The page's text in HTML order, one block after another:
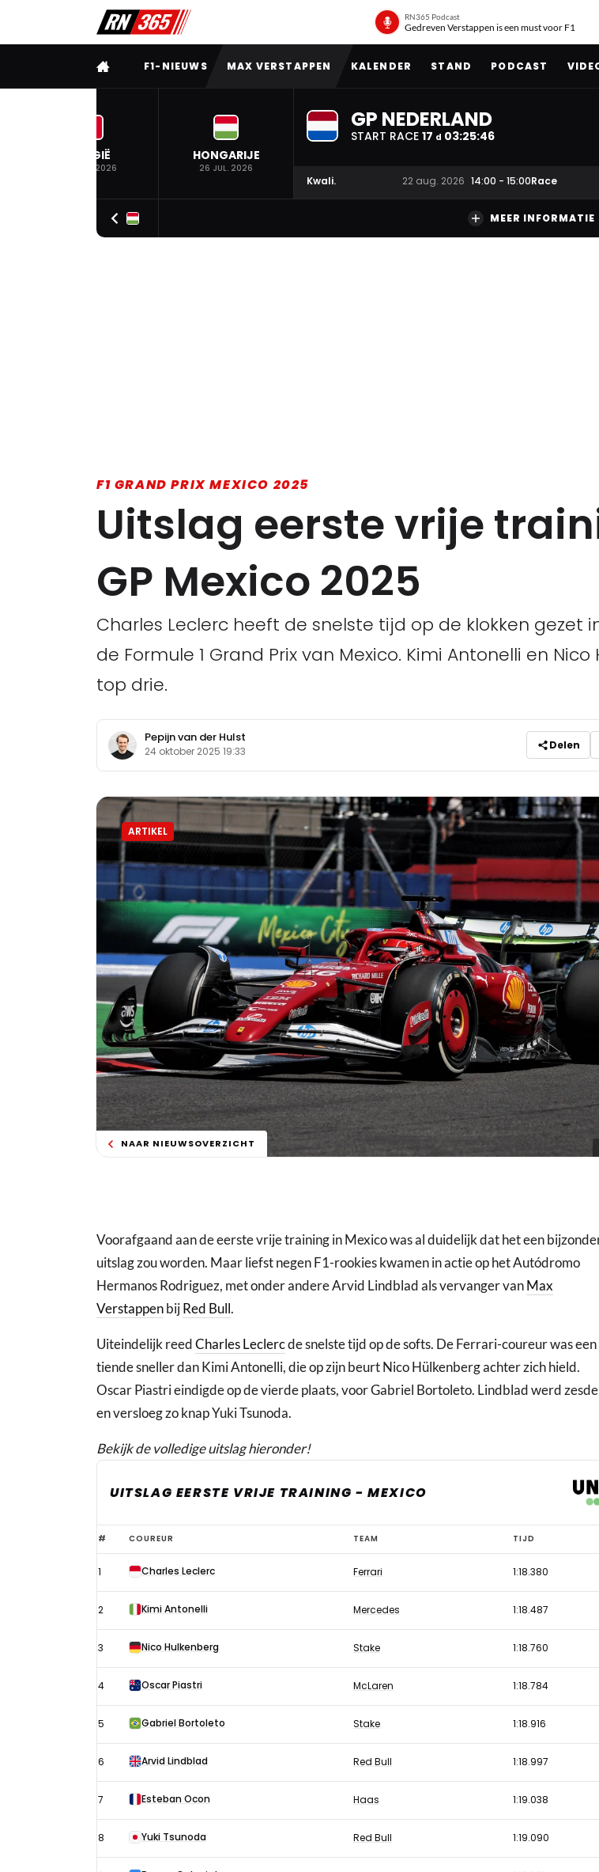
RN365 Podcast
Gedreven Verstappen is een must voor F1
VOLLEDIG MENU
F1-NIEUWS MAX VERSTAPPEN KALENDER STAND PODCAST
BELGIË
19 JUL. 2026
HONGARIJE
26 JUL. 2026
GP NEDERLAND
START RACE 17 d 03:25:45
Kwali. 22 aug. 2026 14:00 - 15:00Race
MEER INFORMATIE
F1 GRAND PRIX MEXICO 2025
Uitslag eerste vrije
GP Mexico 2025
Charles Leclerc heeft de snelste tijd op de klokken gezet
de Formule 1 Grand Prix van Mexico. Kimi Antonelli en
top drie.
Pepijn van der Hulst
24 oktober 2025 19:33 Delen
ARTIKEL
NAAR NIEUWSOVERZICHT
Voorafgaand aan de eerste vrije training in Mexico was al duidelijk dat het een
uitslag zou worden. Maar liefst negen F1-rookies kwamen in actie op het Autódromo
Hermanos Rodriguez, met onder andere Arvid Lindblad als vervanger vanMax
VerstappenbijRed Bull.
Uiteindelijk reedCharles Leclercde snelste tijd op de softs. De Ferrari-coureur was een
tiende sneller dan Kimi Antonelli, die op zijn beurt Nico Hülkenberg achter zich hield.
Oscar Piastri eindigde op de vierde plaats, voor Gabriel Bortoleto. Lindblad werd zesde
en versloeg zo knap Yuki Tsunoda.
Bekijk de volledige uitslag hieronder!
UITSLAG EERSTE VRIJE TRAINING - MEXICO
Uitslag
eerste
vrije
training
1
GP
Mexico
# COUREUR TEAM TIJD
1 Charles Leclerc Ferrari 1:18.380
2 Kimi Antonelli Mercedes 1:18.487
3 Nico Hulkenberg Stake 1:18.760
4 Oscar Piastri McLaren 1:18.784
5 Gabriel Bortoleto Stake 1:18.916
6 Arvid Lindblad Red Bull 1:18.997
7 Esteban Ocon Haas 1:19.038
8 Yuki Tsunoda Red Bull 1:19.090